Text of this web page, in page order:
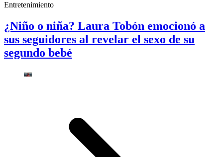
Entretenimiento
¿Niño o niña? Laura Tobón emocionó a
sus seguidores al revelar el sexo de su
segundo bebé